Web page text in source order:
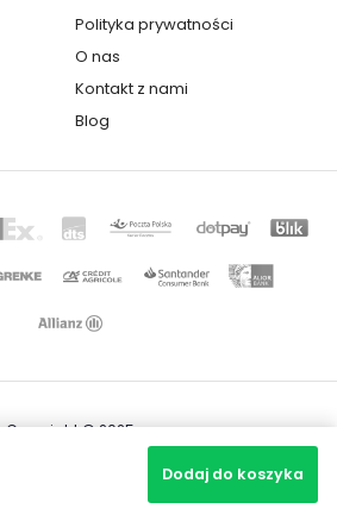
Dodaj do koszyka
Polityka prywatności
O nas
Kontakt z nami
Blog
Copyright © 2025
projektu: Igor Chudy